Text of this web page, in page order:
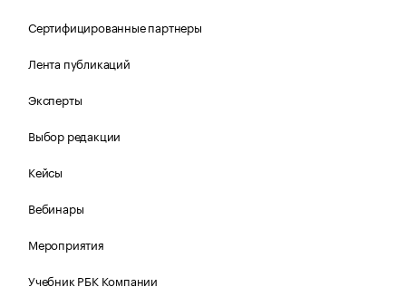
Сертифицированные партнеры
Лента публикаций
Эксперты
Выбор редакции
Кейсы
Вебинары
Мероприятия
Учебник РБК Компании